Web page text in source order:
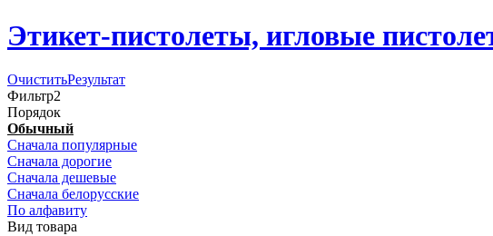
Этикет-пистолеты, игловые
ОчиститьРезультат
Фильтр2
Порядок
Обычный
Сначала популярные
Сначала дорогие
Сначала дешевые
Сначала белорусские
По алфавиту
Вид товара